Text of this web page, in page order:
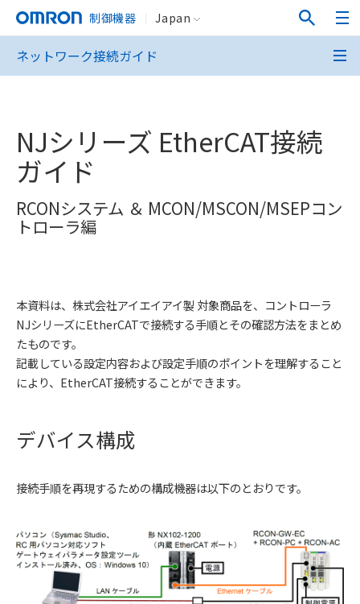
制御機器 Japan
ネットワーク接続ガイド
NJシリーズ EtherCAT接続
ガイド
RCONシステム ＆ MCON/MSCON/MSEPコン
トローラ編
本資料は、株式会社アイエイアイ製 対象商品を、コントローラ
NJシリーズにEtherCATで接続する手順とその確認方法をまとめ
たものです。
記載している設定内容および設定手順のポイントを理解すること
により、EtherCAT接続することができます。
デバイス構成
接続手順を再現するための構成機器は以下のとおりです。